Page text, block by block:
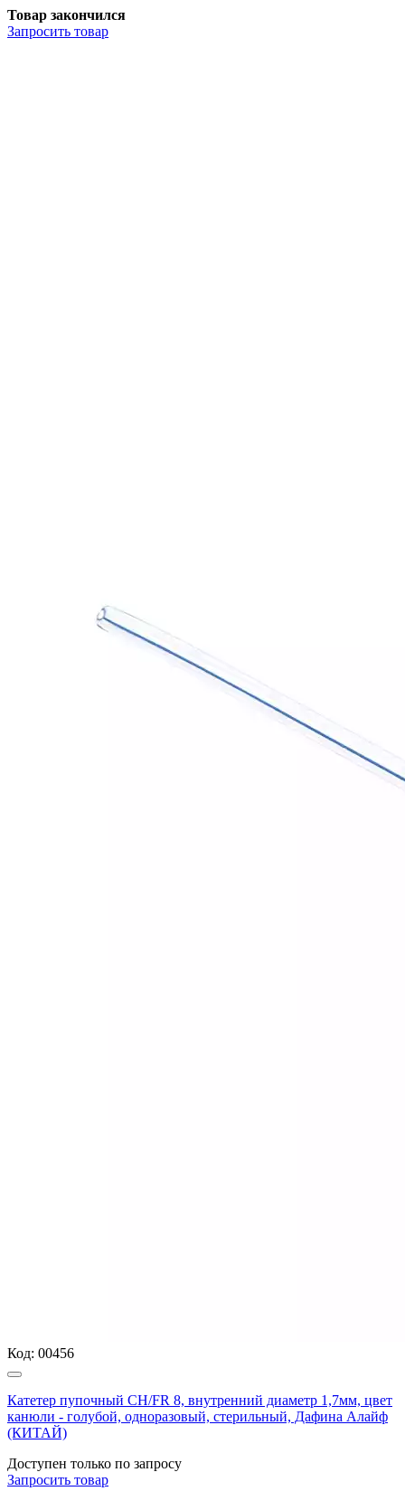
Товар закончился
Запросить товар
Код: 00456
Катетер пупочный CH/FR 8, внутренний диаметр 1,7мм, цвет
канюли - голубой, одноразовый, стерильный, Дафина Алайф
(КИТАЙ)
Доступен только по запросу
Запросить товар